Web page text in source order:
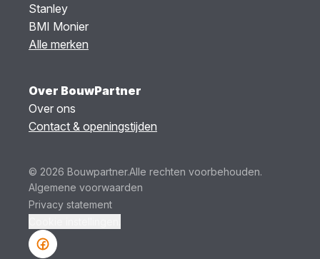
Stanley
BMI Monier
Alle merken
Over BouwPartner
Over ons
Contact & openingstijden
© 2026 Bouwpartner.Alle rechten voorbehouden.
Algemene voorwaarden
Privacy statement